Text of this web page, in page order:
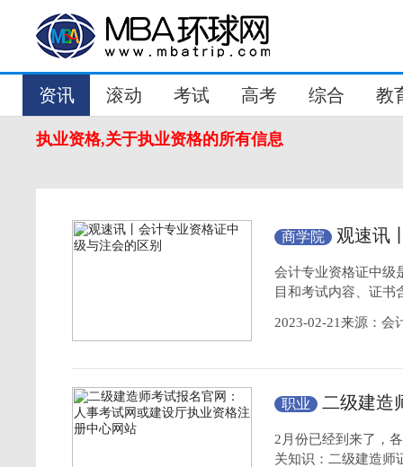
资讯 滚动 考试 高考 综合 教
执业资格,关于执业资格的所有信息
商学院 观速讯
会计专业资格证中级
目和考试内容、证书
2023-02-21来源：会
职业
二级建造
厅执业资格注
2月份已经到来了，
关知识：二级建造师